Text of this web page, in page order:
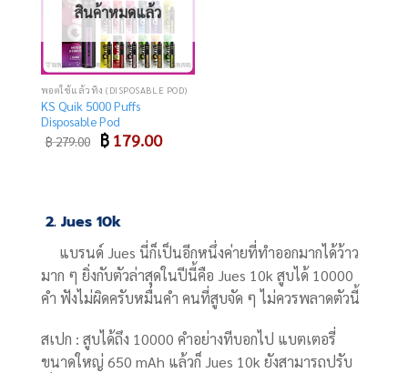
สินค้าหมดแล้ว
พอตใช้แล้วทิ้ง (DISPOSABLE POD)
KS Quik 5000 Puffs
Disposable Pod
฿279.00 Original
price
฿ 179.00Current
price
2. Jues 10k
แบรนด์ Jues นี่ก็เป็นอีกหนึ่งค่ายที่ทำออกมากได้ว้าว
มาก ๆ ยิ่งกับตัวล่าสุดในปีนี้คือ Jues 10k สูบได้ 10000
คำ ฟังไม่ผิดครับหมื่นคำ คนที่สูบจัด ๆ ไม่ควรพลาดตัวนี้
สเปก : สูบได้ถึง 10000 คำอย่างทีบอกไป แบตเตอรี่
ขนาดใหญ่ 650 mAh แล้วก็ Jues 10k ยังสามารถปรับ